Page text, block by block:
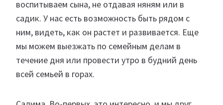
воспитываем сына, не отдавая няням или в
садик. У нас есть возможность быть рядом с
ним, видеть, как он растет и развивается. Еще
мы можем выезжать по семейным делам в
течение дня или провести утро в будний день
всей семьей в горах.